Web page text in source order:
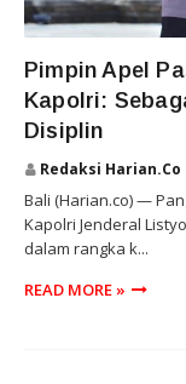
Pimpin Apel
Kapolri:
Disiplin
Redaksi Harian.co
Bali (Harian.co) —
Kapolri Jenderal
dalam rangka k...
READ MORE »